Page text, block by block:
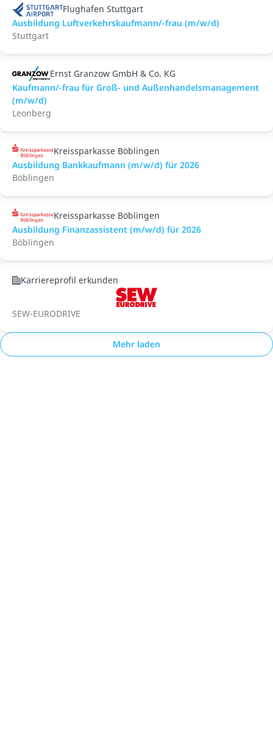
Flughafen Stuttgart
Ausbildung Luftverkehrskaufmann/-frau (m/w/d)
Stuttgart
Ernst Granzow GmbH & Co. KG
Kaufmann/-frau für Groß- und Außenhandelsmanagement
(m/w/d)
Leonberg
Kreissparkasse Böblingen
Ausbildung Bankkaufmann (m/w/d) für 2026
Böblingen
Kreissparkasse Böblingen
Ausbildung Finanzassistent (m/w/d) für 2026
Böblingen
Karriereprofil erkunden
SEW-EURODRIVE
Mehr laden